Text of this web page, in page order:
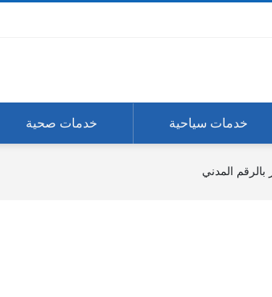
خدمات سياحية خدمات صحية
المدني